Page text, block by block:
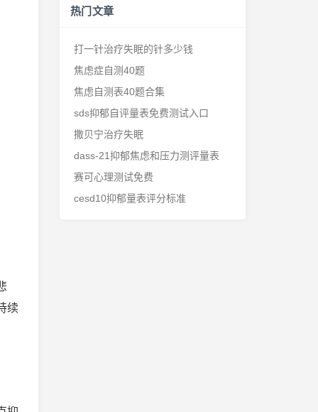
续
热门文章
打一针治疗失眠的针多少钱
焦虑症自测40题
焦虑自测表40题合集
sds抑郁自评量表免费测试入口
撒贝宁治疗失眠
dass-21抑郁焦虑和压力测评量表
赛可心理测试免费
cesd10抑郁量表评分标准